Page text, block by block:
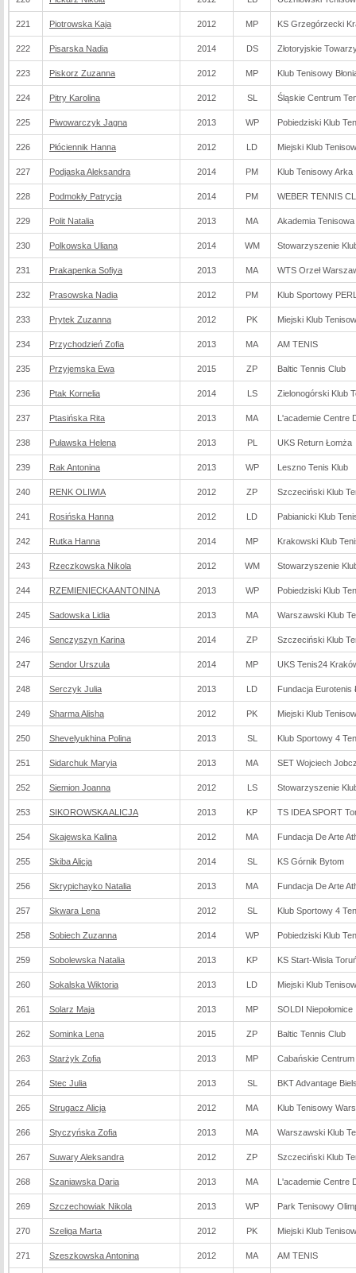
221 Piotrowska Kaja 2012 MP KS Grzegórzecki
222 Pisarska Nadia 2014 DS Złotoryjskie
223 Piskorz Zuzanna 2012 MP Klub Tenisowy
224 Pitry Karolina 2012 SL Śląskie Centrum
225 Piwowarczyk Jagna 2013 WP Pobiedziski Klub
226 Płóciennik Hanna 2012 LD Miejski Klub
227 Podjaska Aleksandra 2014 PM Klub Tenisowy Arka
228 Podmokły Patrycja 2014 PM WEBER TENNIS
229 Polit Natalia 2013 MA Akademia
230 Polkowska Uliana 2014 WM Stowarzyszenie
231 Prakapenka Sofiya 2013 MA WTS Orzeł
232 Prasowska Nadia 2012 PM Klub Sportowy
233 Prytek Zuzanna 2012 PK Miejski Klub
234 Przychodzień Zofia 2013 MA AM TENIS
235 Przyjemska Ewa 2015 ZP Baltic Tennis Club
236 Ptak Kornelia 2014 LS Zielonogórski Klub
237 Ptasińska Rita 2013 MA L'academie Centre
238 Puławska Helena 2013 PL UKS Return Łomża
239 Rak Antonina 2013 WP Leszno Tenis Klub
240 RENK OLIWIA 2012 ZP Szczeciński Klub
241 Rosińska Hanna 2012 LD Pabianicki Klub
242 Rutka Hanna 2014 MP Krakowski Klub
243 Rzeczkowska Nikola 2012 WM Stowarzyszenie
244 RZEMIENIECKA ANTONINA 2013 WP Pobiedziski Klub
245 Sadowska Lidia 2013 MA Warszawski Klub
246 Senczyszyn Karina 2014 ZP Szczeciński Klub
247 Sendor Urszula 2014 MP UKS Tenis24
248 Serczyk Julia 2013 LD Fundacja Eurotenis
249 Sharma Alisha 2012 PK Miejski Klub
250 Shevelyukhina Polina 2013 SL Klub Sportowy 4
251 Sidarchuk Maryia 2013 MA SET Wojciech
252 Siemion Joanna 2012 LS Stowarzyszenie
253 SIKOROWSKA ALICJA 2013 KP TS IDEA SPORT
254 Skajewska Kalina 2012 MA Fundacja De Arte
255 Skiba Alicja 2014 SL KS Górnik Bytom
256 Skrypichayko Natalia 2013 MA Fundacja De Arte
257 Skwara Lena 2012 SL Klub Sportowy 4
258 Sobiech Zuzanna 2014 WP Pobiedziski Klub
259 Sobolewska Natalia 2013 KP KS Start-Wisła
260 Sokalska Wiktoria 2013 LD Miejski Klub
261 Solarz Maja 2013 MP SOLDI Niepołomice
262 Sominka Lena 2015 ZP Baltic Tennis Club
263 Starżyk Zofia 2013 MP Cabańskie
264 Stec Julia 2013 SL BKT Advantage
265 Strugacz Alicja 2012 MA Klub Tenisowy
266 Styczyńska Zofia 2013 MA Warszawski Klub
267 Suwary Aleksandra 2012 ZP Szczeciński Klub
268 Szaniawska Daria 2013 MA L'academie Centre
269 Szczechowiak Nikola 2013 WP Park Tenisowy
270 Szeliga Marta 2012 PK Miejski Klub
271 Szeszkowska Antonina 2012 MA AM TENIS